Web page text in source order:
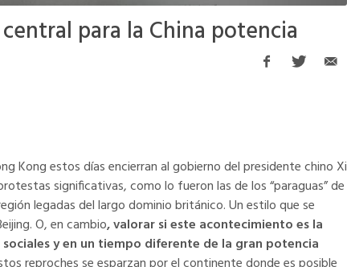
para la China potencia
Kong estos días encierran al gobierno del presidente chino Xi
significativas, como lo fueron las de los “paraguas” de
legadas del largo dominio británico. Un estilo que se
O, en cambio, valorar si este acontecimiento es la
y en un tiempo diferente de la gran potencia